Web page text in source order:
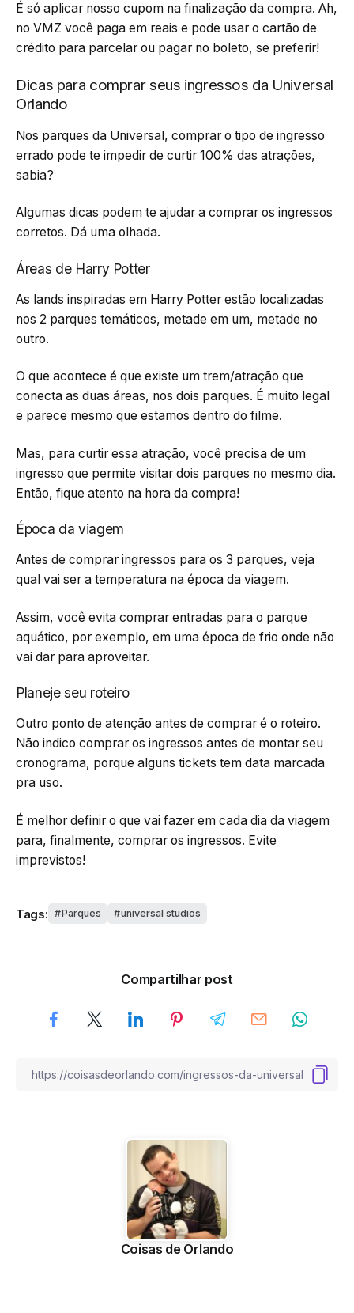
É só aplicar nosso cupom na finalização da compra. Ah,
no VMZ você paga em reais e pode usar o cartão de
crédito para parcelar ou pagar no boleto, se preferir!
Dicas para comprar seus ingressos da Universal
Orlando
Nos parques da Universal, comprar o tipo de ingresso
errado pode te impedir de curtir 100% das atrações,
sabia?
Algumas dicas podem te ajudar a comprar os ingressos
corretos. Dá uma olhada.
Áreas de Harry Potter
As lands inspiradas em Harry Potter estão localizadas
nos 2 parques temáticos, metade em um, metade no
outro.
O que acontece é que existe um trem/atração que
conecta as duas áreas, nos dois parques. É muito legal
e parece mesmo que estamos dentro do filme.
Mas, para curtir essa atração, você precisa de um
ingresso que permite visitar dois parques no mesmo dia.
Então, fique atento na hora da compra!
Época da viagem
Antes de comprar ingressos para os 3 parques, veja
qual vai ser a temperatura na época da viagem.
Assim, você evita comprar entradas para o parque
aquático, por exemplo, em uma época de frio onde não
vai dar para aproveitar.
Planeje seu roteiro
Outro ponto de atenção antes de comprar é o roteiro.
Não indico comprar os ingressos antes de montar seu
cronograma, porque alguns tickets tem data marcada
pra uso.
É melhor definir o que vai fazer em cada dia da viagem
para, finalmente, comprar os ingressos. Evite
imprevistos!
Tags: Parques universal studios
Compartilhar post
Coisas de Orlando